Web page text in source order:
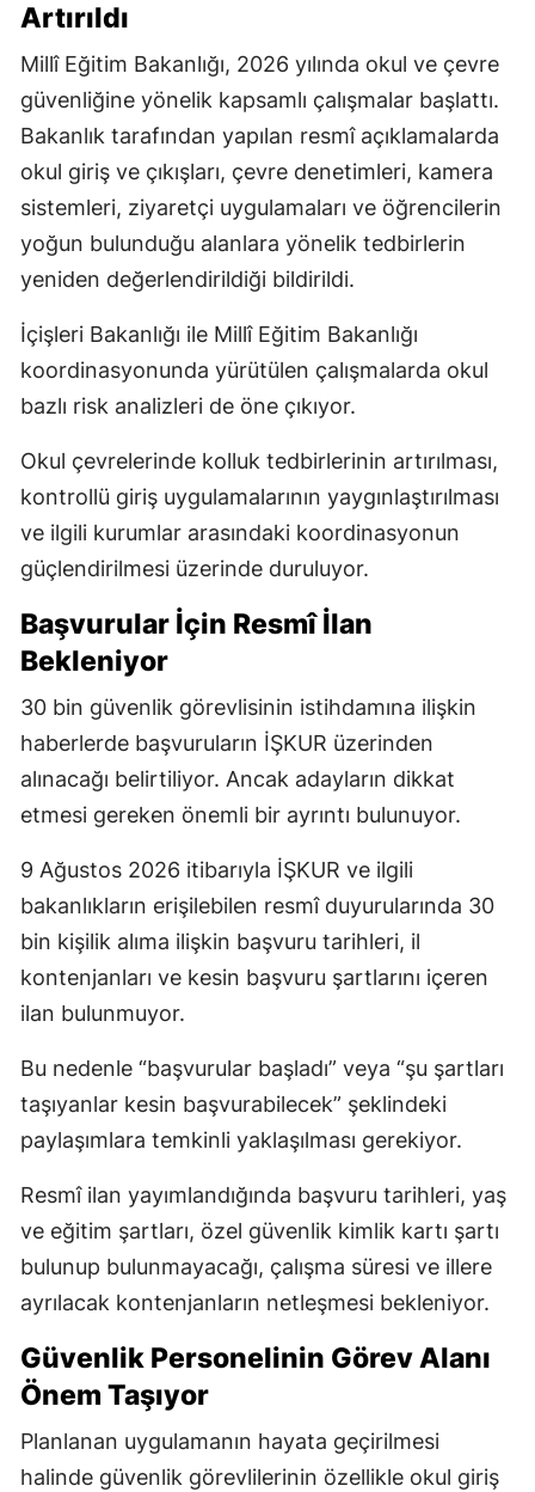
Artırıldı
Millî Eğitim Bakanlığı, 2026 yılında okul ve çevre
güvenliğine yönelik kapsamlı çalışmalar başlattı.
Bakanlık tarafından yapılan resmî açıklamalarda
okul giriş ve çıkışları, çevre denetimleri, kamera
sistemleri, ziyaretçi uygulamaları ve öğrencilerin
yoğun bulunduğu alanlara yönelik tedbirlerin
yeniden değerlendirildiği bildirildi.
İçişleri Bakanlığı ile Millî Eğitim Bakanlığı
koordinasyonunda yürütülen çalışmalarda okul
bazlı risk analizleri de öne çıkıyor.
Okul çevrelerinde kolluk tedbirlerinin artırılması,
kontrollü giriş uygulamalarının yaygınlaştırılması
ve ilgili kurumlar arasındaki koordinasyonun
güçlendirilmesi üzerinde duruluyor.
Başvurular İçin Resmî İlan
Bekleniyor
30 bin güvenlik görevlisinin istihdamına ilişkin
haberlerde başvuruların İŞKUR üzerinden
alınacağı belirtiliyor. Ancak adayların dikkat
etmesi gereken önemli bir ayrıntı bulunuyor.
9 Ağustos 2026 itibarıyla İŞKUR ve ilgili
bakanlıkların erişilebilen resmî duyurularında 30
bin kişilik alıma ilişkin başvuru tarihleri, il
kontenjanları ve kesin başvuru şartlarını içeren
ilan bulunmuyor.
Bu nedenle “başvurular başladı” veya “şu şartları
taşıyanlar kesin başvurabilecek” şeklindeki
paylaşımlara temkinli yaklaşılması gerekiyor.
Resmî ilan yayımlandığında başvuru tarihleri, yaş
ve eğitim şartları, özel güvenlik kimlik kartı şartı
bulunup bulunmayacağı, çalışma süresi ve illere
ayrılacak kontenjanların netleşmesi bekleniyor.
Güvenlik Personelinin Görev Alanı
Önem Taşıyor
Planlanan uygulamanın hayata geçirilmesi
halinde güvenlik görevlilerinin özellikle okul giriş